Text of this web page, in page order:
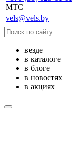
MTC
vels@vels.by
везде
в каталоге
в блоге
в новостях
в акциях